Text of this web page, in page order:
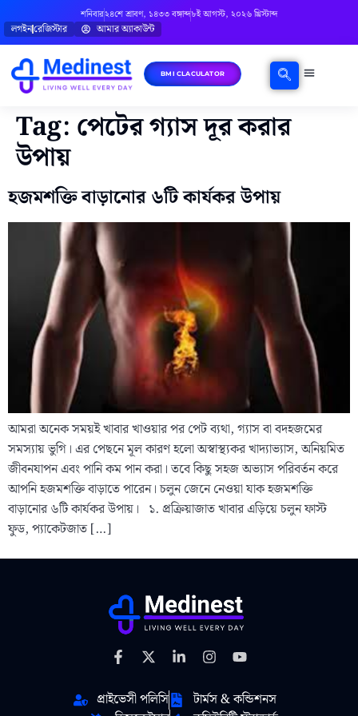
শনিবার২৪শে শ্রাবণ, ১৪৩৩ বঙ্গাব্দ৮ই আগস্ট, ২০২৬ খ্রিস্টাব্দ
লগইনরেজিস্টার আমার অ্যাকাউন্ট
BMI CLACULATOR
Tag: পেটের গ্যাস দূর করার
উপায়
হজমশক্তি বাড়ানোর ৬টি কার্যকর উপায়
আমরা অনেক সময়ই খাবার খাওয়ার পর পেট ব্যথা, গ্যাস বা বদহজমের
সমস্যায় ভুগি। এর পেছনে মূল কারণ হলো অস্বাস্থ্যকর খাদ্যাভ্যাস, অনিয়মিত
জীবনযাপন এবং পানি কম পান করা। তবে কিছু সহজ অভ্যাস পরিবর্তন করে
আপনি হজমশক্তি বাড়াতে পারেন। চলুন জেনে নেওয়া যাক হজমশক্তি
বাড়ানোর ৬টি কার্যকর উপায়। ১. প্রক্রিয়াজাত খাবার এড়িয়ে চলুন ফাস্ট
ফুড, প্যাকেটজাত […]
প্রাইভেসী পলিসি
টার্মস & কন্ডিশনস